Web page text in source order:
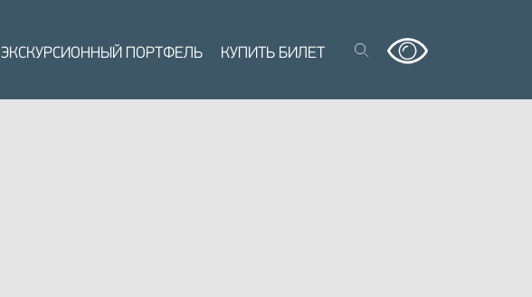
ЭКСКУРСИОННЫЙ ПОРТФЕЛЬ КУПИТЬ БИЛЕТ